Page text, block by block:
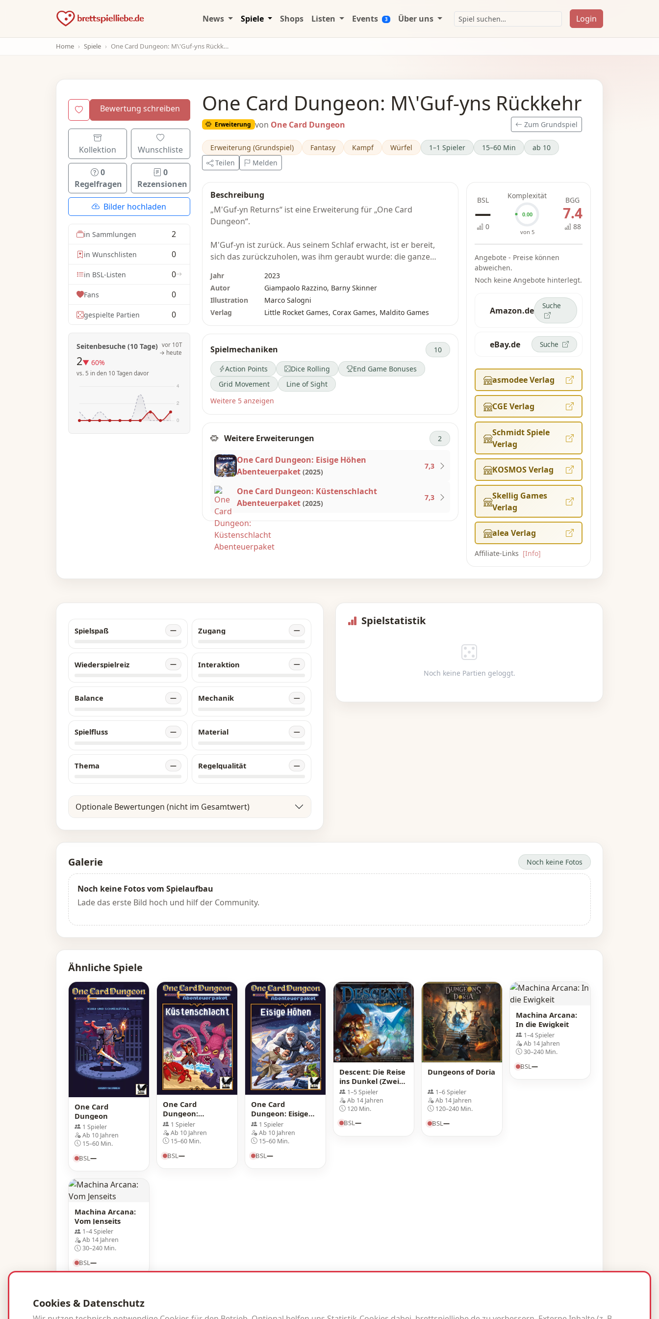
News Spiele Shops Listen Events 3 Über uns Login
Home Spiele One Card Dungeon: M\'Guf-yns Rückkehr
Bewertung schreiben
Kollektion Wunschliste
0
Regelfragen
0
Rezensionen
Bilder hochladen
in Sammlungen 2
in Wunschlisten 0
in BSL-Listen 0
Fans 0
gespielte Partien 0
Seitenbesuche (10 Tage)
2▼ 60%
vs. 5 in den 10 Tagen davor
vor 10T
→ heute
One Card Dungeon: M\'Guf-yns Rückkehr
Erweiterung von One Card Dungeon Zum Grundspiel
Erweiterung (Grundspiel) Fantasy Kampf Würfel 1–1 Spieler 15–60 Min
ab 10
Teilen
Melden
Beschreibung
„M'Guf-yn Returns“ ist eine Erweiterung für „One Card
Dungeon“.
M'Guf-yn ist zurück. Aus seinem Schlaf erwacht, ist er bereit,
sich das zurückzuholen, was ihm geraubt wurde: die ganze
er entschlossen, Chaos, Zerstörung und Verzweiflung zu
verbreiten.
Du bist der einzige tapfere Held, der seinen teuflischen Plan zur
Armeen besiegen, sondern auch seine schrecklichen
Kommandanten, bevor du den Endkampf gegen den Herrscher
der Unterwelt selbst erreichst.
Die Hauptregeln von „One Card Dungeon“ bleiben unverändert.
Schatztruhen und eine neue Boss-Dungeon-Karte. Diese
Ergänzungen können alle zusammen oder einzeln mit dem
Basisspiel verwendet werden.
– Beschreibung des Spielentwicklers
Jahr
2023
Autor
Giampaolo Razzino, Barny Skinner
Illustration
Marco Salogni
Verlag
Little Rocket Games, Corax Games, Maldito Games
Spielmechaniken 10
Action Points Dice Rolling
End Game Bonuses
Grid Movement
Line of Sight
Weitere 5 anzeigen
Weitere Erweiterungen 2
One Card Dungeon: Eisige Höhen
Abenteuerpaket (2025)
7,3
One Card Dungeon: Küstenschlacht
Abenteuerpaket (2025)
7,3
BSL
—
0
Komplexität
0.00
von 5
BGG
7.4
88
Angebote - Preise können
abweichen.
Noch keine Angebote hinterlegt.
Amazon.de Suche
eBay.de Suche
asmodee Verlag
CGE Verlag
Schmidt Spiele
Verlag
KOSMOS Verlag
Skellig Games
Verlag
alea Verlag
Affiliate-Links [Info]
Spielspaß —
Wiederspielreiz —
Balance —
Spielfluss —
Thema —
Zugang —
Interaktion —
Mechanik —
Material —
Regelqualität —
Optionale Bewertungen (nicht im Gesamtwert)
Spielstatistik
Noch keine Partien geloggt.
Galerie Noch keine Fotos
Noch keine Fotos vom Spielaufbau
Lade das erste Bild hoch und hilf der Community.
Ähnliche Spiele
One Card
Dungeon
1 Spieler
Ab 10 Jahren
15–60 Min.
BSL—
One Card
Dungeon:
Küstenschlacht
Abenteuerpaket
1 Spieler
Ab 10 Jahren
15–60 Min.
BSL —
One Card
Dungeon: Eisige
Höhen
Abenteuerpaket
1 Spieler
Ab 10 Jahren
15–60 Min.
BSL —
Descent: Die Reise
ins Dunkel (Zweite
Edition)
1–5 Spieler
Ab 14 Jahren
120 Min.
BSL—
Dungeons of Doria
1–6 Spieler
Ab 14 Jahren
120–240 Min.
BSL—
Machina Arcana:
In die Ewigkeit
1–4 Spieler
Ab 14 Jahren
30–240 Min.
BSL—
Machina Arcana:
Vom Jenseits
1–4 Spieler
Ab 14 Jahren
30–240 Min.
BSL—
Cookies & Datenschutz